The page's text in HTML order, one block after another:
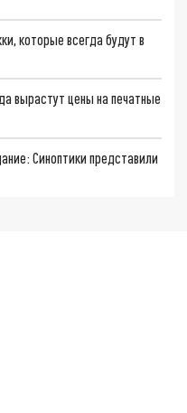
которые всегда будут в
вырастут цены на печатные
Синоптики представили